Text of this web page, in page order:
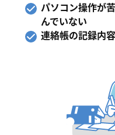
パソコン操作が
んでいない
連絡帳の記録内